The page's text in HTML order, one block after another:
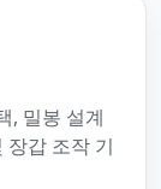
, 밀봉 설계
장갑 조작 기